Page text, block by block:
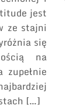
jest
ze stajni
się
na
zupełnie
[…]